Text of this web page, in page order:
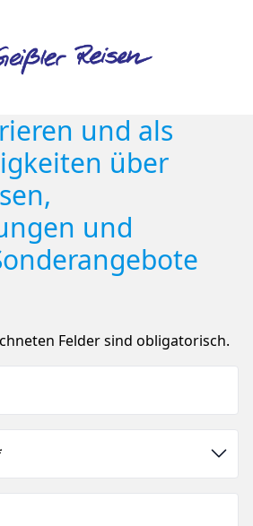
und als
über
und
Felder sind obligatorisch.